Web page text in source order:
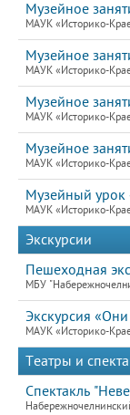
Музейное
МАУК «Историко-
Музейное
МАУК «Историко-
Музейное
МАУК «Историко-
Музейное
МАУК «Историко-
Музейный урок
МАУК «Историко-
Экскурсии
Пешеходная
МБУ
Экскурсия
МАУК «Историко-
Театры и
Спектакль